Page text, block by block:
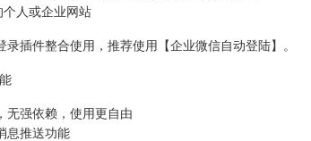
人或企业网站
插件整合使用，推荐使用【企业微信自动登陆】。
无强依赖，使用更自由
息推送功能